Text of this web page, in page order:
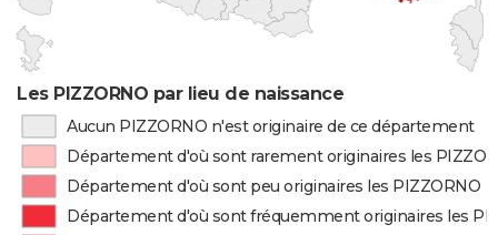
Les PIZZORNO par lieu de naissance
Aucun PIZZORNO n'est originaire de ce département
Département d'où sont rarement originaires les
Département d'où sont peu originaires les PIZZORNO
Département d'où sont fréquemment originaires les